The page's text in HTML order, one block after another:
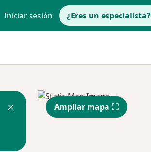
Iniciar sesión ¿Eres un especialista?
Ampliar mapa